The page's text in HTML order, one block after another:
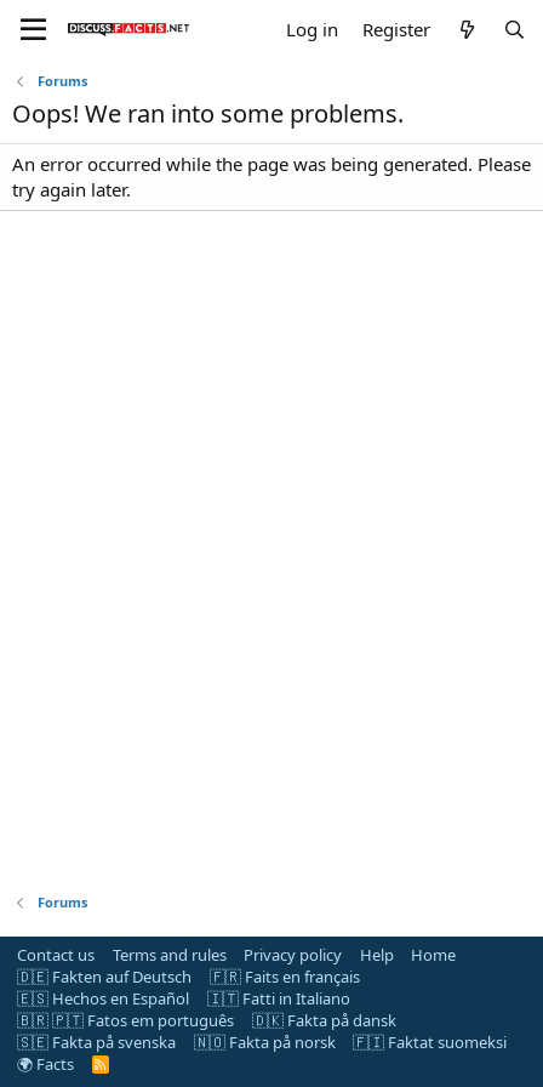
Log in Register
Forums
Oops! We ran into some problems.
An error occurred while the page was being generated. Please
try again later.
Forums
Contact us Terms and rules Privacy policy Help
Home
🇩🇪 Fakten auf Deutsch
🇫🇷 Faits en français
🇪🇸 Hechos en Español
🇮🇹 Fatti in Italiano
🇧🇷 🇵🇹 Fatos em português
🇩🇰 Fakta på dansk
🇸🇪 Fakta på svenska
🇳🇴 Fakta på norsk
🇫🇮 Faktat suomeksi
🌍 Facts
R